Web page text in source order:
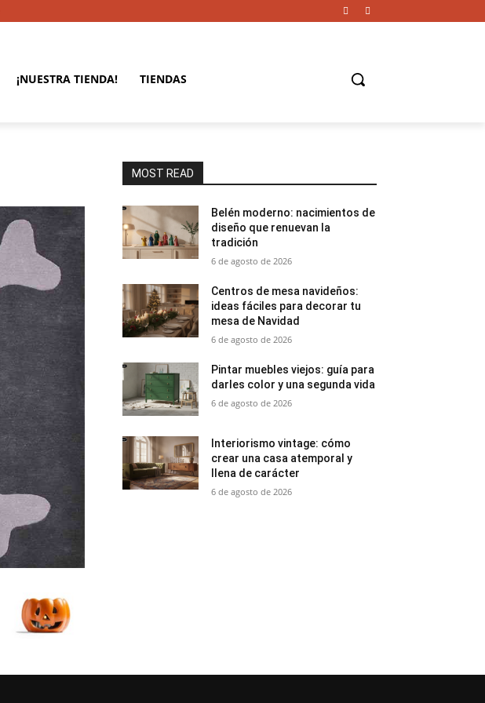
¡NUESTRA TIENDA! TIENDAS
MOST READ
Belén moderno: nacimientos de
diseño que renuevan la
tradición
6 de agosto de 2026
Centros de mesa navideños:
ideas fáciles para decorar tu
mesa de Navidad
6 de agosto de 2026
Pintar muebles viejos: guía para
darles color y una segunda vida
6 de agosto de 2026
Interiorismo vintage: cómo
crear una casa atemporal y
llena de carácter
6 de agosto de 2026